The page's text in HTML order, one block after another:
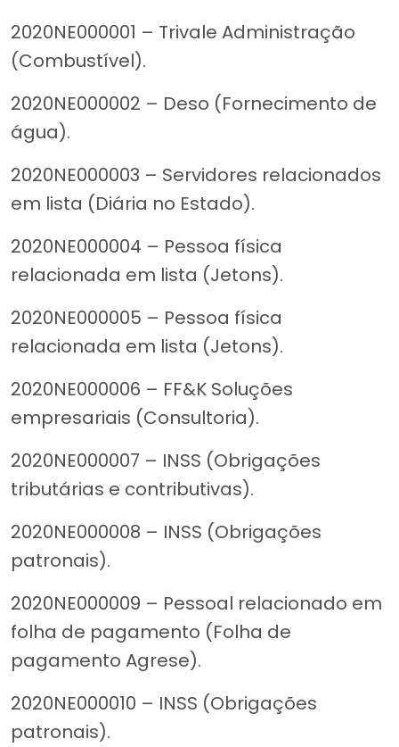
2020NE000001 – Trivale Administração
(Combustível).
2020NE000002 – Deso (Fornecimento de
água).
2020NE000003 – Servidores relacionados
em lista (Diária no Estado).
2020NE000004 – Pessoa física
relacionada em lista (Jetons).
2020NE000005 – Pessoa física
relacionada em lista (Jetons).
2020NE000006 – FF&K Soluções
empresariais (Consultoria).
2020NE000007 – INSS (Obrigações
tributárias e contributivas).
2020NE000008 – INSS (Obrigações
patronais).
2020NE000009 – Pessoal relacionado em
folha de pagamento (Folha de
pagamento Agrese).
2020NE000010 – INSS (Obrigações
patronais).